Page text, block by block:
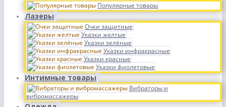
Популярные товары
Лазеры
Очки защитные
Указки желтые
Указки зелёные
Указки инфракрасные
Указки красные
Указки фиолетовые
Интимные товары
Вибраторы и
вибромассажеры